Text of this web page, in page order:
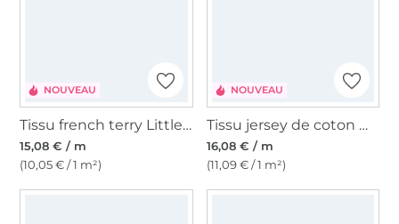
NOUVEAU
Tissu french terry Little Leo, lilas
15,08 € / m
(10,05 € / 1 m²)
NOUVEAU
Tissu jersey de coton maille tricot fin flowers, vert
16,08 € / m
(11,09 € / 1 m²)